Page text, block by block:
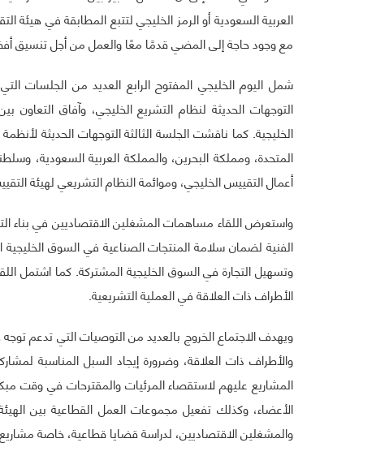
مع وجود حاجة إلى المضي قدمًا معًا والعمل من أجل تنسيق
شمل اليوم الخليجي المفتوح الرابع العديد من الجلسات
التوجهات الحديثة لنظام التشريع الخليجي، وآفاق التعاون
الخليجية. كما ناقشت الجلسة الثالثة التوجهات الحديثة
المتحدة، ومملكة البحرين، والمملكة العربية السعودية،
أعمال التقييس الخليجي، وموائمة النظام التشريعي لهيئة
واستعرض اللقاء مساهمات المشغلين الاقتصاديين في بناء
الفنية لضمان سلامة المنتجات الصناعية في السوق
وتسهيل التجارة في السوق الخليجية المشتركة. كما اشتمل
الأطراف ذات العلاقة في العملية التشريعية.
ويهدف الاجتماع الخروج بالعديد من التوصيات التي تدعم
والأطراف ذات العلاقة، وضرورة إيجاد السبل المناسبة
المشاريع عليهم لاستقصاء المرئيات والمقترحات في وقت
الأعضاء، وكذلك تفعيل مجموعات العمل القطاعية بين
والمشغلين الاقتصاديين، لدراسة قضايا قطاعية، خاصة مشاريع